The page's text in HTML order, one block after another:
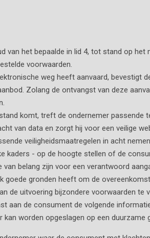
van het bepaalde in lid 4, tot stand op
voorwaarden.
weg heeft aanvaard, bevestigt
Zolang de ontvangst van deze
komt, treft de ondernemer passende
van data en zorgt hij voor een veilige
veiligheidsmaatregelen in acht
kaders - op de hoogte stellen of de
belang zijn voor een verantwoord
goede gronden heeft om de
de uitvoering bijzondere voorwaarden te
aan de consument de volgende
worden opgeslagen op een duurzame